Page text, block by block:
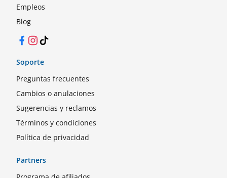
Empleos
Blog
Facebook
Instagram
TikTok
Soporte
Preguntas frecuentes
Cambios o anulaciones
Sugerencias y reclamos
Términos y condiciones
Política de privacidad
Partners